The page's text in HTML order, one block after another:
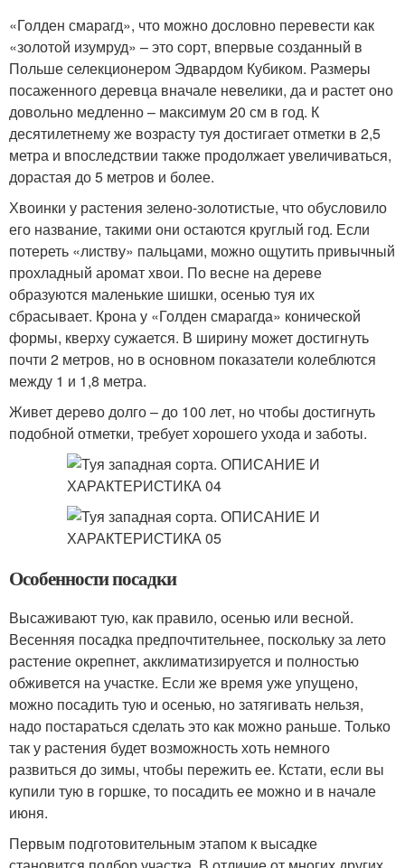
«Голден смарагд», что можно дословно перевести как
«золотой изумруд» – это сорт, впервые созданный в
Польше селекционером Эдвардом Кубиком. Размеры
посаженного деревца вначале невелики, да и растет оно
довольно медленно – максимум 20 см в год. К
десятилетнему же возрасту туя достигает отметки в 2,5
метра и впоследствии также продолжает увеличиваться,
дорастая до 5 метров и более.
Хвоинки у растения зелено-золотистые, что обусловило
его название, такими они остаются круглый год. Если
потереть «листву» пальцами, можно ощутить привычный
прохладный аромат хвои. По весне на дереве
образуются маленькие шишки, осенью туя их
сбрасывает. Крона у «Голден смарагда» конической
формы, кверху сужается. В ширину может достигнуть
почти 2 метров, но в основном показатели колеблются
между 1 и 1,8 метра.
Живет дерево долго – до 100 лет, но чтобы достигнуть
подобной отметки, требует хорошего ухода и заботы.
Особенности посадки
Высаживают тую, как правило, осенью или весной.
Весенняя посадка предпочтительнее, поскольку за лето
растение окрепнет, акклиматизируется и полностью
обживется на участке. Если же время уже упущено,
можно посадить тую и осенью, но затягивать нельзя,
надо постараться сделать это как можно раньше. Только
так у растения будет возможность хоть немного
развиться до зимы, чтобы пережить ее. Кстати, если вы
купили тую в горшке, то посадить ее можно и в начале
июня.
Первым подготовительным этапом к высадке